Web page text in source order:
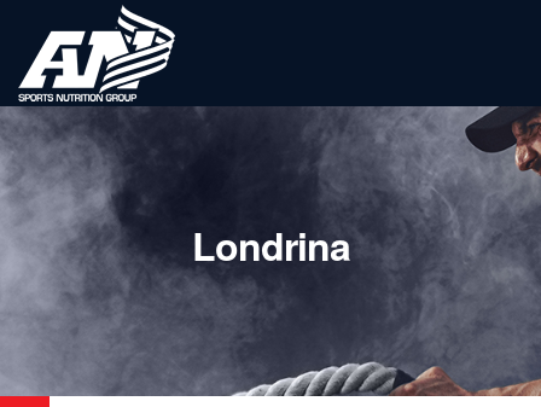
Londrina